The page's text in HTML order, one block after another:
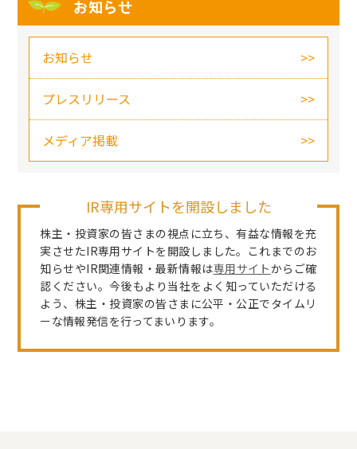
お知らせ
お知らせ
プレスリリース
メディア掲載
IR専用サイトを開設しました
株主・投資家の皆さまの視点に立ち、有益な情報を充
実させたIR専用サイトを開設しました。これまでのお
知らせやIR関連情報・最新情報は専用サイトからご確
認ください。今後もより当社をよく知っていただける
よう、株主・投資家の皆さまに公平・公正でタイムリ
ーな情報発信を行ってまいります。